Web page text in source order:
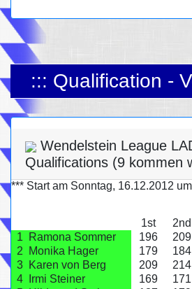
::: Qualification -
Wendelstein League
Qualifications (9 kommen
*** Start am Sonntag, 16.12.2012
1st 2nd
1
Ramona Sommer 196 209
2
Monika Hager 179 184
3
Karen von Berg 209 214
4
Irmi Steiner 169 171